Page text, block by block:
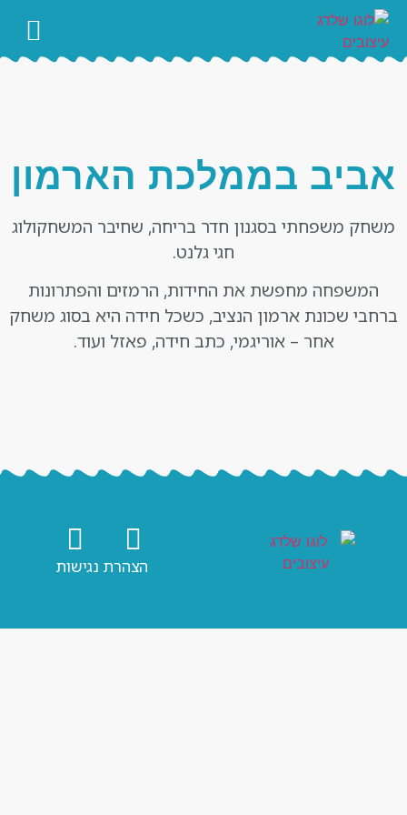
אביב בממלכת הארמון
משחק משפחתי בסגנון חדר בריחה, שחיבר המשחקולוג
חגי גלנט.
המשפחה מחפשת את החידות, הרמזים והפתרונות
ברחבי שכונת ארמון הנציב, כשכל חידה היא בסוג משחק
אחר – אוריגמי, כתב חידה, פאזל ועוד.
הצהרת נגישות